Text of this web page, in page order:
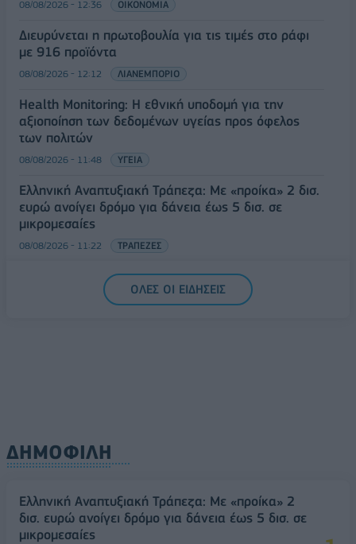
08/08/2026 - 12:36 ΟΙΚΟΝΟΜΙΑ
Διευρύνεται η πρωτοβουλία για τις τιμές στο ράφι
με 916 προϊόντα
08/08/2026 - 12:12 ΛΙΑΝΕΜΠΟΡΙΟ
Health Monitoring: Η εθνική υποδομή για την
αξιοποίηση των δεδομένων υγείας προς όφελος
των πολιτών
08/08/2026 - 11:48 ΥΓΕΙΑ
Ελληνική Αναπτυξιακή Τράπεζα: Με «προίκα» 2 δισ.
ευρώ ανοίγει δρόμο για δάνεια έως 5 δισ. σε
μικρομεσαίες
08/08/2026 - 11:22 ΤΡΑΠΕΖΕΣ
5G παντού, 6G στον ορίζοντα: Πού βρίσκεται η
Ελλάδα στη μεγάλη τεχνολογική μετάβαση
ΟΛΕΣ ΟΙ ΕΙΔΗΣΕΙΣ
ΔΗΜΟΦΙΛΗ
Ελληνική Αναπτυξιακή Τράπεζα: Με «προίκα» 2
δισ. ευρώ ανοίγει δρόμο για δάνεια έως 5 δισ. σε
μικρομεσαίες